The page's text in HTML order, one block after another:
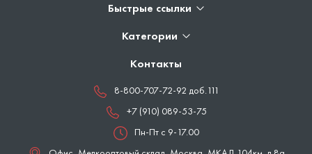
Быстрые ссылки
Категории
Контакты
8-800-707-72-92 доб.111
+7 (910) 089-53-75
Пн-Пт с 9-17.00